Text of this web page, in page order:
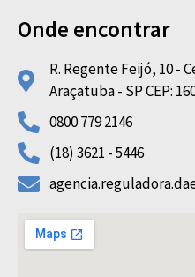
Onde encontrar
R. Regente Feijó, 10 -
Araçatuba - SP CEP:
0800 779 2146
(18) 3621 - 5446